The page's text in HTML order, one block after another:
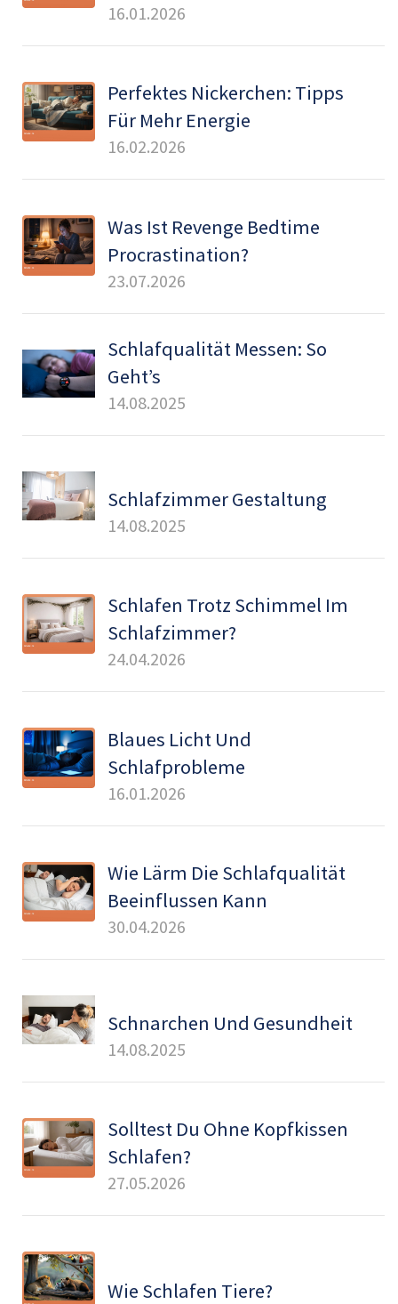
16.01.2026
Perfektes Nickerchen: Tipps
Für Mehr Energie
16.02.2026
Was Ist Revenge Bedtime
Procrastination?
23.07.2026
Schlafqualität Messen: So
Geht’s
14.08.2025
Schlafzimmer Gestaltung
14.08.2025
Schlafen Trotz Schimmel Im
Schlafzimmer?
24.04.2026
Blaues Licht Und
Schlafprobleme
16.01.2026
Wie Lärm Die Schlafqualität
Beeinflussen Kann
30.04.2026
Schnarchen Und Gesundheit
14.08.2025
Solltest Du Ohne Kopfkissen
Schlafen?
27.05.2026
Wie Schlafen Tiere?